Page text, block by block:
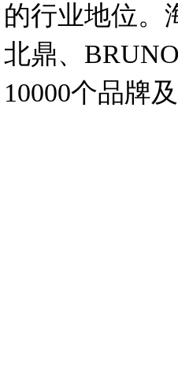
的行业地位。
北鼎、
10000个品牌